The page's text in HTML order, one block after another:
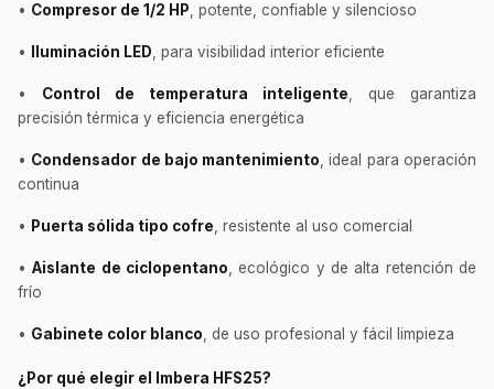
• Compresor de 1/2 HP, potente, confiable y silencioso
• Iluminación LED, para visibilidad interior eficiente
• Control de temperatura inteligente, que garantiza
precisión térmica y eficiencia energética
• Condensador de bajo mantenimiento, ideal para operación
continua
• Puerta sólida tipo cofre, resistente al uso comercial
•Aislante de ciclopentano, ecológico y de alta retención de
frío
• Gabinete color blanco, de uso profesional y fácil limpieza
¿Por qué elegir el Imbera HFS25?